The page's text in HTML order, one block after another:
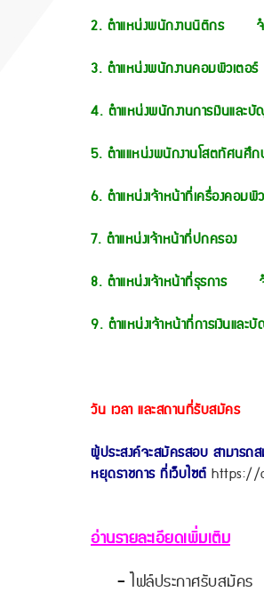
2. ตำแหน่งพนักงานนิติกร จ
3. ตำแหน่งพนักงานคอมพิวเ
4. ตำแหน่งพนักงานการเงิน
5. ตำแแหน่งพนักงานโสตทัศ
6. ตำแหน่งเจ้าหน้าที่เครื่องค
7. ตำแหน่งเจ้าหน้าที่ปกครอง
8. ตำแหน่งเจ้าหน้าที่ธุรการ
9. ตำแหน่งเจ้าหน้าที่การเงิน
วัน เวลา และสถานที่รับสมัคร
ผู้ประสงค์จะสมัครสอบ สามาร
หยุดราชการ ที่เว็บไซต์ https://
อ่านรายละเอียดเพิ่มเติม
-ไฟล์ประกาศรับสมัคร